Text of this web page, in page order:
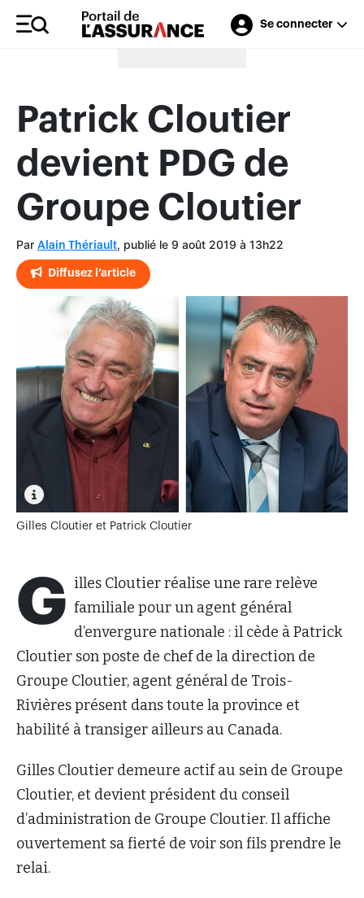
Se connecter
Merci à nos annonceurs
Patrick Cloutier
devient PDG de
Groupe Cloutier
Par Alain Thériault, publié le 9 août 2019 à 13h22
Diffusez l’article
Gilles Cloutier et Patrick Cloutier
G illes Cloutier réalise une rare relève
familiale pour un agent général
d’envergure nationale : il cède à Patrick
Cloutier son poste de chef de la direction de
Groupe Cloutier, agent général de Trois-
Rivières présent dans toute la province et
habilité à transiger ailleurs au Canada.
Gilles Cloutier demeure actif au sein de Groupe
Cloutier, et devient président du conseil
d’administration de Groupe Cloutier. Il affiche
ouvertement sa fierté de voir son fils prendre le
relai.